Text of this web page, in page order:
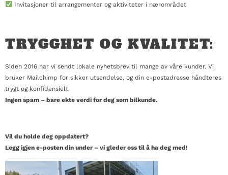
Invitasjoner til arrangementer og aktiviteter i nærområdet
TRYGGHET OG KVALITET:
Siden 2016 har vi sendt lokale nyhetsbrev til mange av våre kunder. Vi
bruker Mailchimp for sikker utsendelse, og din e-postadresse håndteres
trygt og konfidensielt.
Ingen spam – bare ekte verdi for deg som bilkunde.
Vil du holde deg oppdatert?
Legg igjen e-posten din under – vi gleder oss til å ha deg med!